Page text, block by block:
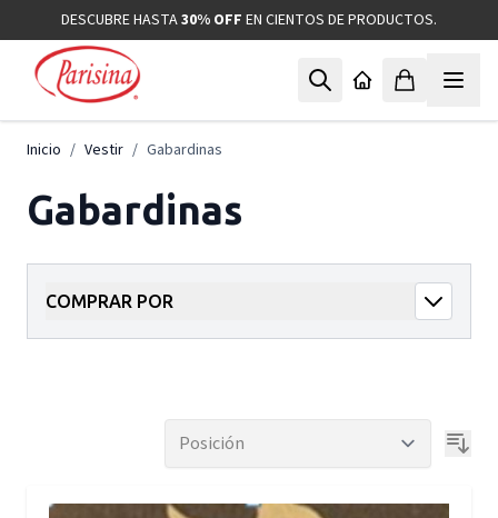
Ir al contenidoDESCUBRE HASTA30% OFF EN CIENTOS DE PRODUCTOS.
Inicio / Vestir / Gabardinas
Gabardinas
COMPRAR POR